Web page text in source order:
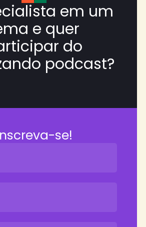
em um
e quer
do
podcast?
se!